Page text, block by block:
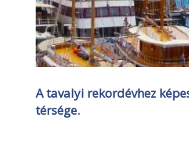
A tavalyi rekordévhez
térsége.